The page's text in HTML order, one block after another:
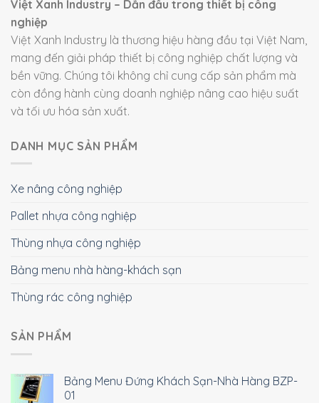
Việt Xanh Industry – Dẫn đầu trong thiết bị công
nghiệp
Việt Xanh Industry là thương hiệu hàng đầu tại Việt Nam,
mang đến giải pháp thiết bị công nghiệp chất lượng và
bền vững. Chúng tôi không chỉ cung cấp sản phẩm mà
còn đồng hành cùng doanh nghiệp nâng cao hiệu suất
và tối ưu hóa sản xuất.
DANH MỤC SẢN PHẨM
Xe nâng công nghiệp
Pallet nhựa công nghiệp
Thùng nhựa công nghiệp
Bảng menu nhà hàng-khách sạn
Thùng rác công nghiệp
SẢN PHẨM
Bảng Menu Đứng Khách Sạn-Nhà Hàng BZP-
01